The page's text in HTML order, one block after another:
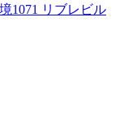
1071 リブレビル